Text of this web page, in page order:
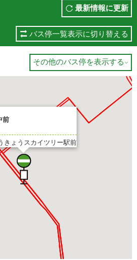
最新情報に更新
バス停一覧表示に切り替える
その他のバス停を表示する 
前
きょうスカイツリー駅前